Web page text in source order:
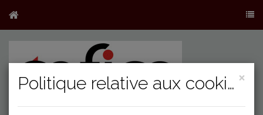
×
Politique relative aux cookies